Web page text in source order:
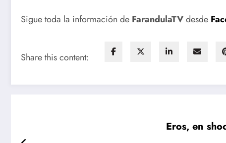
Sigue toda la información de FarandulaTVdesde
Share this content:
Eros, en